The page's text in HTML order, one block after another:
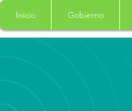
Inicio Gobierno